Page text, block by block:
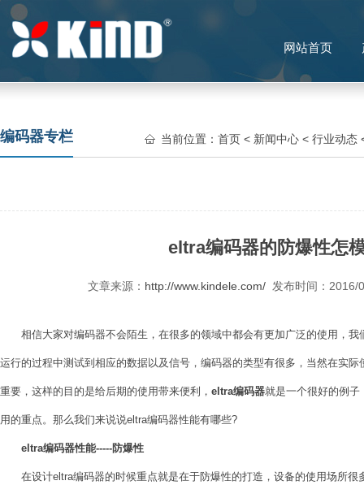
网站首页
编码器专栏 当前位置： 首页 < 新闻中心 < 行业动态
eltra编码器的防爆性怎
文章来源： http://www.kindele.com/发布时间：2016/
相信大家对编码器不会陌生，在很多的领域中都会有更加广泛的使用，我
运行的过程中测试到相应的数据以及信号，编码器的类型有很多，当然在实
重要，这样的目的是给后期的使用带来便利， eltra编码器就是一个很好的例子
用的重点。那么我们来说说eltra编码器性能有哪些?
eltra编码器性能-----防爆性
在设计eltra编码器的时候重点就是在于防爆性的打造，设备的使用场所很